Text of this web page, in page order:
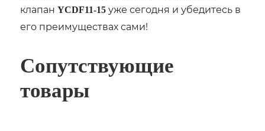
клапанYCDF11-15 уже сегодня и убедитесь в
его преимуществах сами!
Сопутствующие
товары